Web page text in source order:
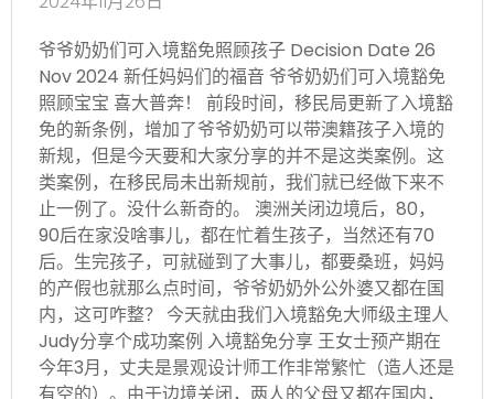
爷爷奶奶们可入境豁免照顾孩子 Decision Date 26
Nov 2024 新任妈妈们的福音 爷爷奶奶们可入境豁免
照顾宝宝 喜大普奔！ 前段时间，移民局更新了入境豁
免的新条例，增加了爷爷奶奶可以带澳籍孩子入境的
新规，但是今天要和大家分享的并不是这类案例。这
类案例，在移民局未出新规前，我们就已经做下来不
止一例了。没什么新奇的。 澳洲关闭边境后，80，
90后在家没啥事儿，都在忙着生孩子，当然还有70
后。生完孩子，可就碰到了大事儿，都要桑班，妈妈
的产假也就那么点时间，爷爷奶奶外公外婆又都在国
内，这可咋整？ 今天就由我们入境豁免大师级主理人
Judy分享个成功案例 入境豁免分享 王女士预产期在
今年3月，丈夫是景观设计师工作非常繁忙（造人还是